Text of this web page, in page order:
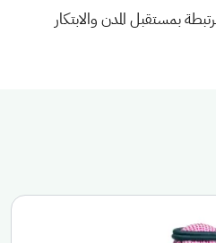
بمستقبل المدن والابتكار